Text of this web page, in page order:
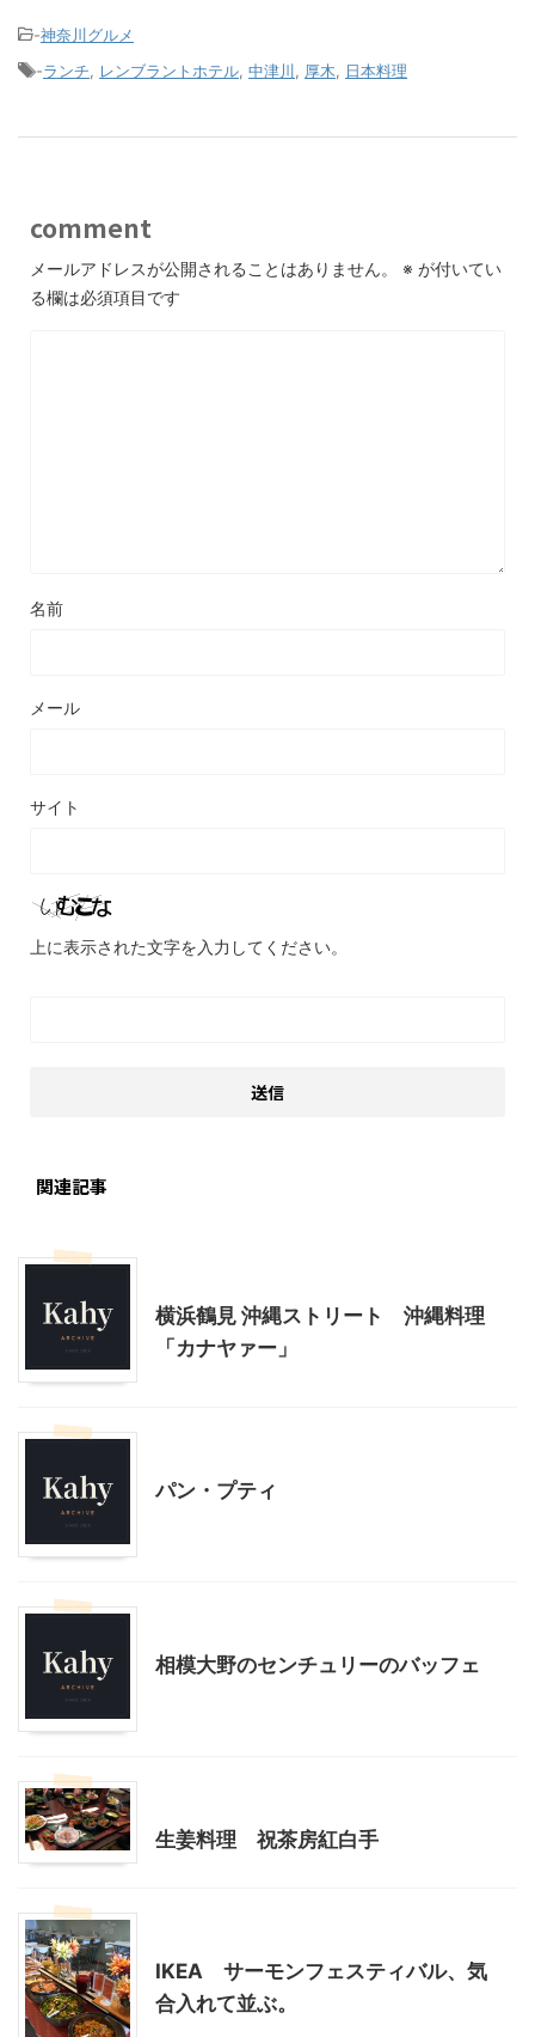
-神奈川グルメ
-ランチ レンブラントホテル 中津川 厚木 日本料理
comment
メールアドレスが公開されることはありません。 ※ が付いてい
る欄は必須項目です
名前
メール
サイト
上に表示された文字を入力してください。
関連記事
横浜鶴見 沖縄ストリート 沖縄料理
「カナヤァー」
パン・プティ
相模大野のセンチュリーのバッフェ
生姜料理 祝茶房紅白手
IKEA サーモンフェスティバル、気
合入れて並ぶ。